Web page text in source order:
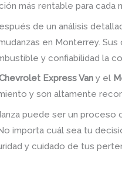
más rentable para cada
de un análisis
en Monterrey.
y confiabilidad la
Express Van y el
y son altamente
puede ser un
importa cuál sea tu
y cuidado de tus